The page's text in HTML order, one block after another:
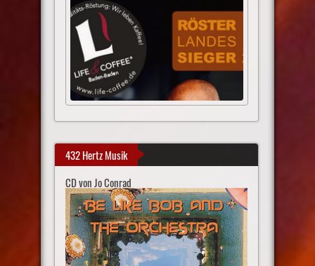
432 Hertz Musik
CD von Jo Conrad